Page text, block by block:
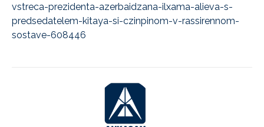
vstreca-prezidenta-azerbaidzana-ilxama-alieva-s-
predsedatelem-kitaya-si-czinpinom-v-rassirennom-
sostave-608446